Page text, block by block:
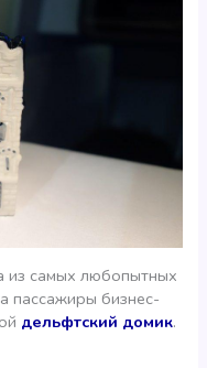
из самых любопытных
пассажиры бизнес-
дельфтский домик.